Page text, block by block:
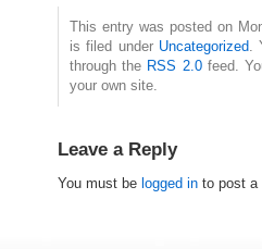
This entry was posted on
is filed under Uncategorized.
through the RSS 2.0feed.
your own site.
Leave a Reply
You must be logged in to post a